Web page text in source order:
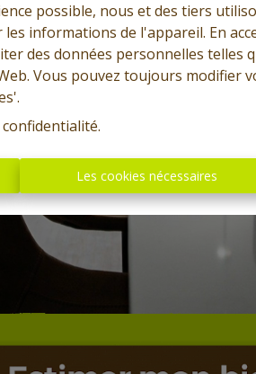
possible, nous et des tiers
informations de l'appareil. En
des données personnelles telles
Vous pouvez toujours modifier
.
Les cookies nécessaires